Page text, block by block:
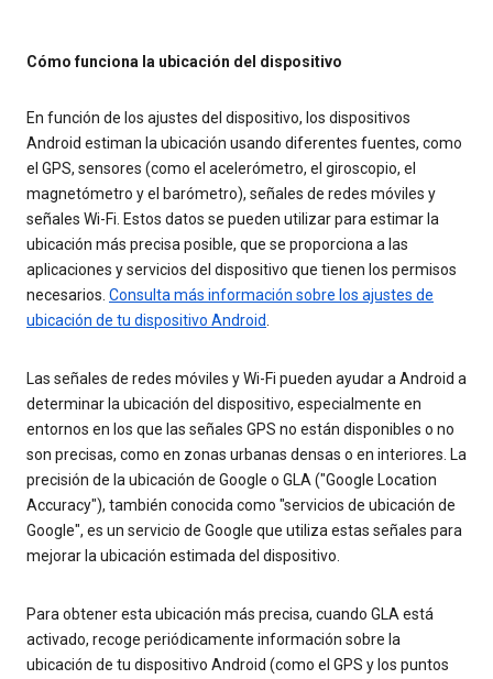
Cómo funciona la ubicación del dispositivo
En función de los ajustes del dispositivo, los dispositivos
Android estiman la ubicación usando diferentes fuentes, como
el GPS, sensores (como el acelerómetro, el giroscopio, el
magnetómetro y el barómetro), señales de redes móviles y
señales Wi-Fi. Estos datos se pueden utilizar para estimar la
ubicación más precisa posible, que se proporciona a las
aplicaciones y servicios del dispositivo que tienen los permisos
necesarios. Consulta más información sobre los ajustes de
ubicación de tu dispositivo Android
Las señales de redes móviles y Wi-Fi pueden ayudar a Android a
determinar la ubicación del dispositivo, especialmente en
entornos en los que las señales GPS no están disponibles o no
son precisas, como en zonas urbanas densas o en interiores. La
precisión de la ubicación de Google o GLA ("Google Location
Accuracy"), también conocida como "servicios de ubicación de
Google", es un servicio de Google que utiliza estas señales para
mejorar la ubicación estimada del dispositivo.
Para obtener esta ubicación más precisa, cuando GLA está
activado, recoge periódicamente información sobre la
ubicación de tu dispositivo Android (como el GPS y los puntos